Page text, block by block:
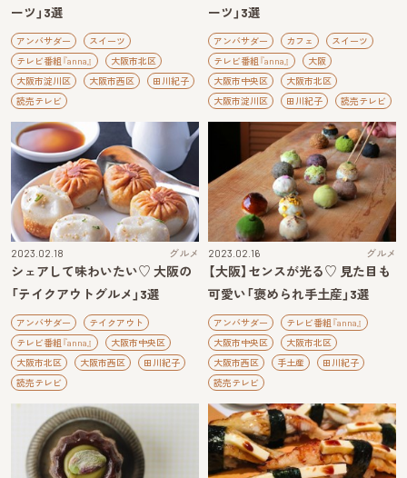
ーツ」3選
アンバサダー
スイーツ
テレビ番組『anna』
大阪市北区
大阪市淀川区
大阪市西区
田川紀子
読売テレビ
ーツ」3選
アンバサダー カフェ
スイーツ
テレビ番組『anna』
大阪
大阪市中央区
大阪市北区
大阪市淀川区
田川紀子 読売テレビ
2023.02.18 グルメ
シェアして味わいたい♡ 大阪の
「テイクアウトグルメ」3選
アンバサダー
テイクアウト
テレビ番組『anna』
大阪市中央区
大阪市北区
大阪市西区
田川紀子
読売テレビ
2023.02.16 グルメ
【大阪】センスが光る♡ 見た目も
可愛い「褒められ手土産」3選
アンバサダー
テレビ番組『anna』
大阪市中央区
大阪市北区
大阪市西区
手土産
田川紀子
読売テレビ